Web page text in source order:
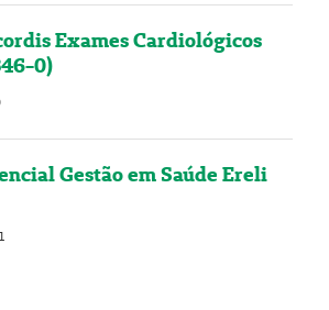
Exames Cardiológicos
0)
Gestão em Saúde Ereli